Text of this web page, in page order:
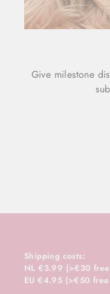
Give milestone
Shipping costs:
NL €3.99 (>€30
EU €4.95 (>€50